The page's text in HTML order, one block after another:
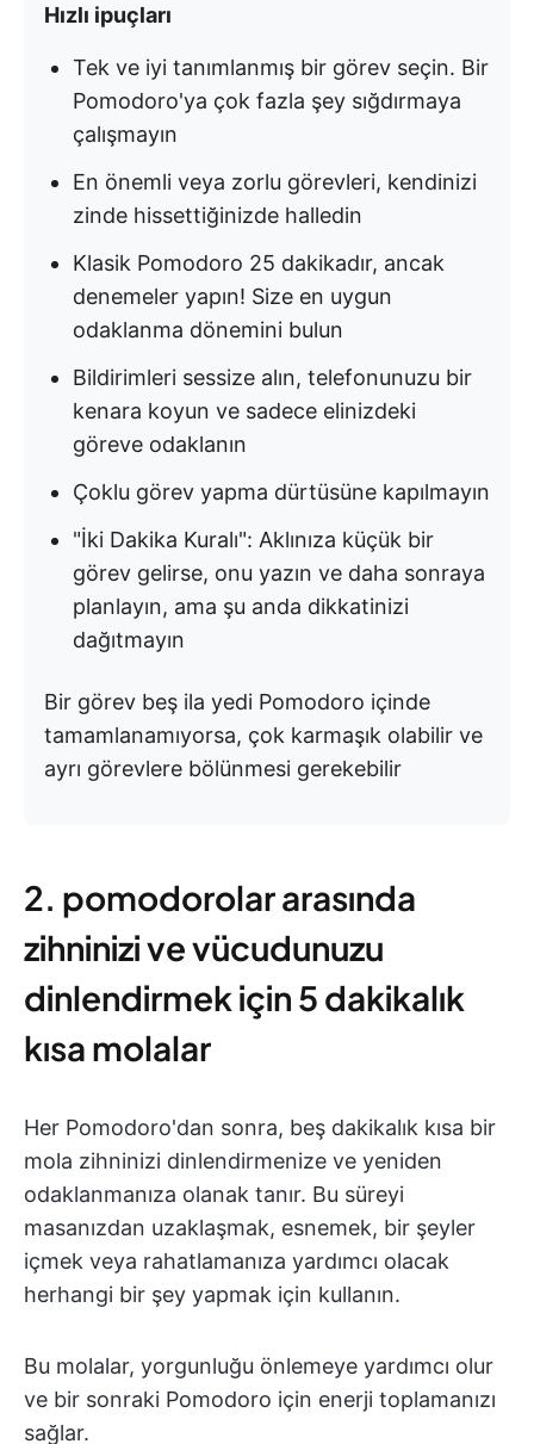
Hızlı ipuçları
Tek ve iyi tanımlanmış bir görev seçin. Bir
Pomodoro'ya çok fazla şey sığdırmaya
çalışmayın
En önemli veya zorlu görevleri, kendinizi
zinde hissettiğinizde halledin
Klasik Pomodoro 25 dakikadır, ancak
denemeler yapın! Size en uygun
odaklanma dönemini bulun
Bildirimleri sessize alın, telefonunuzu bir
kenara koyun ve sadece elinizdeki
göreve odaklanın
Çoklu görev yapma dürtüsüne kapılmayın
"İki Dakika Kuralı": Aklınıza küçük bir
görev gelirse, onu yazın ve daha sonraya
planlayın, ama şu anda dikkatinizi
dağıtmayın
Bir görev beş ila yedi Pomodoro içinde
tamamlanamıyorsa, çok karmaşık olabilir ve
ayrı görevlere bölünmesi gerekebilir
2. pomodorolar arasında
zihninizi ve vücudunuzu
dinlendirmek için 5 dakikalık
kısa molalar
Her Pomodoro'dan sonra, beş dakikalık kısa bir
mola zihninizi dinlendirmenize ve yeniden
odaklanmanıza olanak tanır. Bu süreyi
masanızdan uzaklaşmak, esnemek, bir şeyler
içmek veya rahatlamanıza yardımcı olacak
herhangi bir şey yapmak için kullanın.
Bu molalar, yorgunluğu önlemeye yardımcı olur
ve bir sonraki Pomodoro için enerji toplamanızı
sağlar.